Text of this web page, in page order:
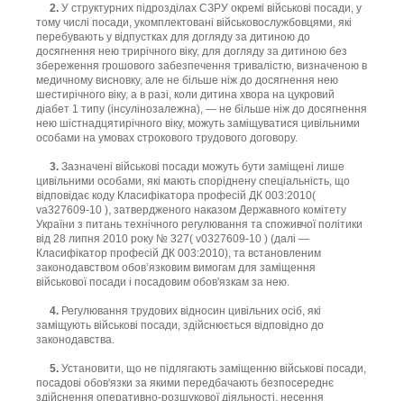
2. У структурних підрозділах СЗРУ окремі військові посади, у
тому числі посади, укомплектовані військовослужбовцями, які
перебувають у відпустках для догляду за дитиною до
досягнення нею трирічного віку, для догляду за дитиною без
збереження грошового забезпечення тривалістю, визначеною в
медичному висновку, але не більше ніж до досягнення нею
шестирічного віку, а в разі, коли дитина хвора на цукровий
діабет 1 типу (інсулінозалежна), — не більше ніж до досягнення
нею шістнадцятирічного віку, можуть заміщуватися цивільними
особами на умовах строкового трудового договору.
3. Зазначені військові посади можуть бути заміщені лише
цивільними особами, які мають споріднену спеціальність, що
відповідає коду Класифікатора професій ДК 003:2010(
va327609-10 ), затвердженого наказом Державного комітету
України з питань технічного регулювання та споживчої політики
від 28 липня 2010 року № 327( v0327609-10 ) (далі —
Класифікатор професій ДК 003:2010), та встановленим
законодавством обов’язковим вимогам для заміщення
військової посади і посадовим обов'язкам за нею.
4. Регулювання трудових відносин цивільних осіб, які
заміщують військові посади, здійснюється відповідно до
законодавства.
5. Установити, що не підлягають заміщенню військові посади,
посадові обов'язки за якими передбачають безпосереднє
здійснення оперативно-розшукової діяльності, несення